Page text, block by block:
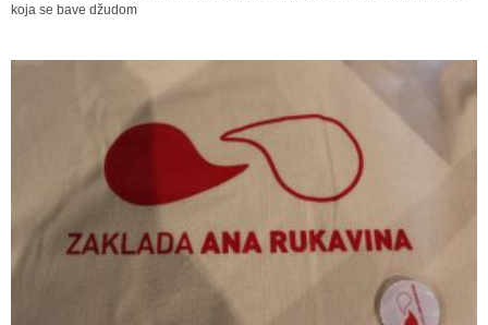
koja se bave džudom